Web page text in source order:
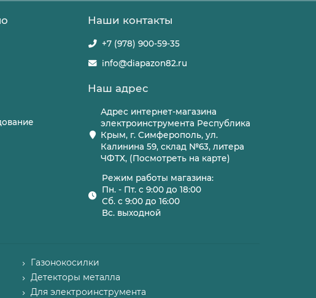
Наши контакты
+7 (978) 900-59-35
info@diapazon82.ru
Наш адрес
Адрес интернет-магазина
электроинструмента Республика
Крым, г. Симферополь, ул.
Калинина 59, склад №63, литера
ЧФТХ, (Посмотреть на карте)
Режим работы магазина:
Пн. - Пт. с 9:00 до 18:00
Сб. с 9:00 до 16:00
Вс. выходной
Газонокосилки
Детекторы металла
Для электроинструмента